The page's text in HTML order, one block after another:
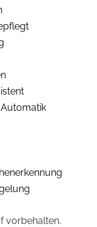
vorbehalten.